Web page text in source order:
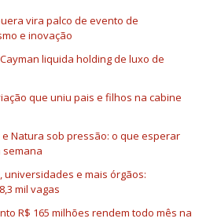
vira palco de evento de
e inovação
liquida holding de luxo de
que uniu pais e filhos na cabine
e Natura sob pressão: o que esperar
semana
universidades e mais órgãos:
mil vagas
R$ 165 milhões rendem todo mês na